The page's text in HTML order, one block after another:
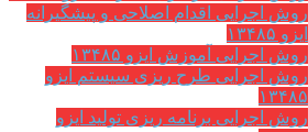
روش اجرایی اقدام اصلاحی و پیشگیرانه
ایزو ۱۳۴۸۵
روش اجرایی آموزش ایزو ۱۳۴۸۵
روش اجرایی طرح ریزی سیستم ایزو
۱۳۴۸۵
روش اجرایی برنامه ریزی تولید ایزو